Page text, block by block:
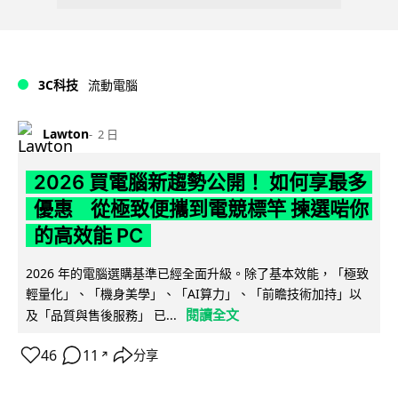
3C科技 流動電腦
Lawton 2 日
2026 買電腦新趨勢公開！ 如何享最多
優惠 從極致便攜到電競標竿 揀選啱你
的高效能 PC
2026 年的電腦選購基準已經全面升級。除了基本效能，「極致
輕量化」、「機身美學」、「AI算力」、「前瞻技術加持」以
及「品質與售後服務」 已...
閱讀全文
46 11 ↗ 分享